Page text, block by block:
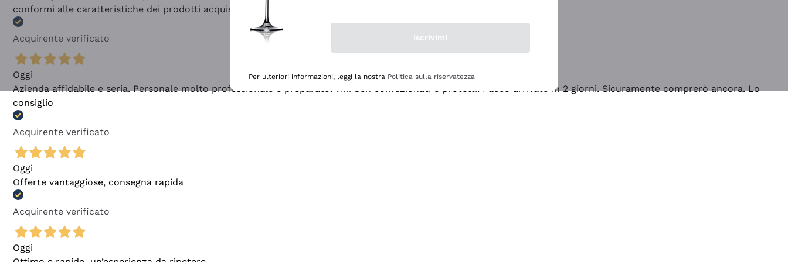
conformi alle caratteristiche dei prodotti acquistati
Acquirente verificato
Oggi
Azienda affidabile e seria. Personale molto professionale e preparato. Vini ben confezionati e protetti. Pacco arrivato in 2 giorni. Sicuramente comprerò ancora. Lo
consiglio
Acquirente verificato
Oggi
Offerte vantaggiose, consegna rapida
Acquirente verificato
Oggi
Iscrivimi
Per ulteriori informazioni, leggi la nostra Politica sulla riservatezza